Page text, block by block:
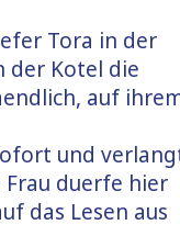
Tora in der
der Kotel die
auf
und
Frau duerfe hier
das Lesen aus